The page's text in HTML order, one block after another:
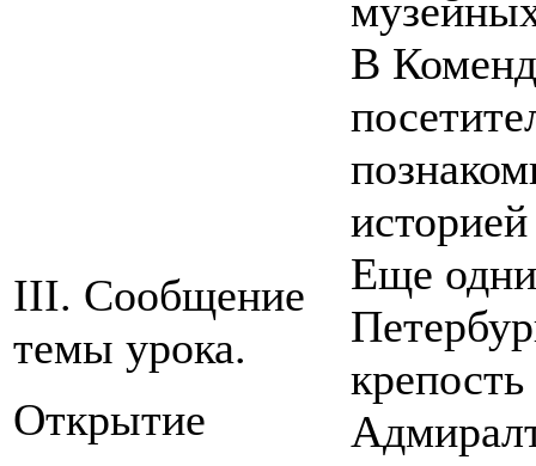
III. Сообщение
темы урока.
Открытие
В
Еще